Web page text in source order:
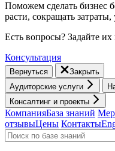
Поможем сделать бизнес
расти, cокращать
Есть вопросы? Задайте
Консультация
Вернуться
Закрыть
Аудиторские услуги
Консалтинг и проекты
КомпанияБаза знаний
отзывыЦены Контакты